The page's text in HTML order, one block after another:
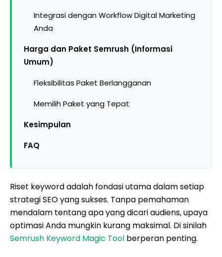
Integrasi dengan Workflow Digital Marketing
Anda
Harga dan Paket Semrush (Informasi
Umum)
Fleksibilitas Paket Berlangganan
Memilih Paket yang Tepat
Kesimpulan
FAQ
Riset keyword adalah fondasi utama dalam setiap
strategi SEO yang sukses. Tanpa pemahaman
mendalam tentang apa yang dicari audiens, upaya
optimasi Anda mungkin kurang maksimal. Di sinilah
Semrush Keyword Magic Tool berperan penting.